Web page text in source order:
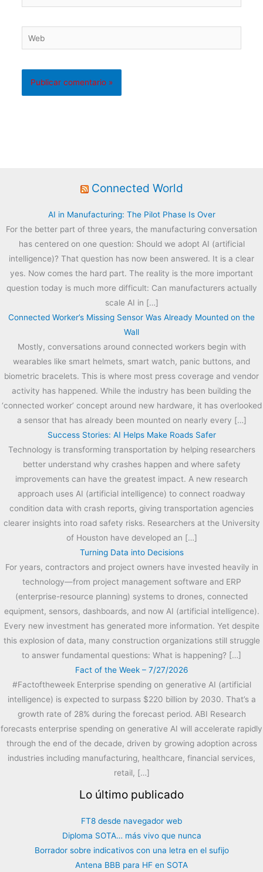
electrónico*
Web
Connected World
AI in Manufacturing: The Pilot Phase Is Over
For the better part of three years, the manufacturing conversation
has centered on one question: Should we adopt AI (artificial
intelligence)? That question has now been answered. It is a clear
yes. Now comes the hard part. The reality is the more important
question today is much more difficult: Can manufacturers actually
scale AI in […]
Connected Worker’s Missing Sensor Was Already Mounted on the
Wall
Mostly, conversations around connected workers begin with
wearables like smart helmets, smart watch, panic buttons, and
biometric bracelets. This is where most press coverage and vendor
activity has happened. While the industry has been building the
‘connected worker’ concept around new hardware, it has overlooked
a sensor that has already been mounted on nearly every […]
Success Stories: AI Helps Make Roads Safer
Technology is transforming transportation by helping researchers
better understand why crashes happen and where safety
improvements can have the greatest impact. A new research
approach uses AI (artificial intelligence) to connect roadway
condition data with crash reports, giving transportation agencies
clearer insights into road safety risks. Researchers at the University
of Houston have developed an […]
Turning Data into Decisions
For years, contractors and project owners have invested heavily in
technology—from project management software and ERP
(enterprise-resource planning) systems to drones, connected
equipment, sensors, dashboards, and now AI (artificial intelligence).
Every new investment has generated more information. Yet despite
this explosion of data, many construction organizations still struggle
to answer fundamental questions: What is happening? […]
Fact of the Week – 7/27/2026
#Factoftheweek Enterprise spending on generative AI (artificial
intelligence) is expected to surpass $220 billion by 2030. That’s a
growth rate of 28% during the forecast period. ABI Research
forecasts enterprise spending on generative AI will accelerate rapidly
through the end of the decade, driven by growing adoption across
industries including manufacturing, healthcare, financial services,
retail, […]
Lo último publicado
FT8 desde navegador web
Diploma SOTA… más vivo que nunca
Borrador sobre indicativos con una letra en el sufijo
Antena BBB para HF en SOTA